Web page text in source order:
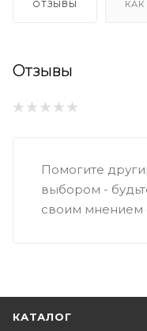
ОТЗЫВЫ
Отзывы
Помогите
выбором -
своим мнением
КАТАЛОГ